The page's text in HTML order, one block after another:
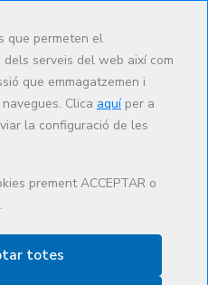
que permeten el
serveis del web així com
que emmagatzemen i
Clica aquíper a
la configuració de les
prement ACCEPTAR o
.
totes